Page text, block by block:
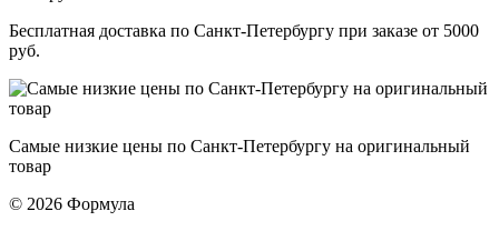
Бесплатная доставка по Санкт-Петербургу при заказе от 5000
руб.
Самые низкие цены по Санкт-Петербургу на оригинальный
товар
© 2026 Формула